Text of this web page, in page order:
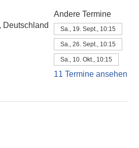
Deutschland
Andere Termine
Sa., 19. Sept., 10:15
Sa., 26. Sept., 10:15
Sa., 10. Okt., 10:15
11 Termine ansehen